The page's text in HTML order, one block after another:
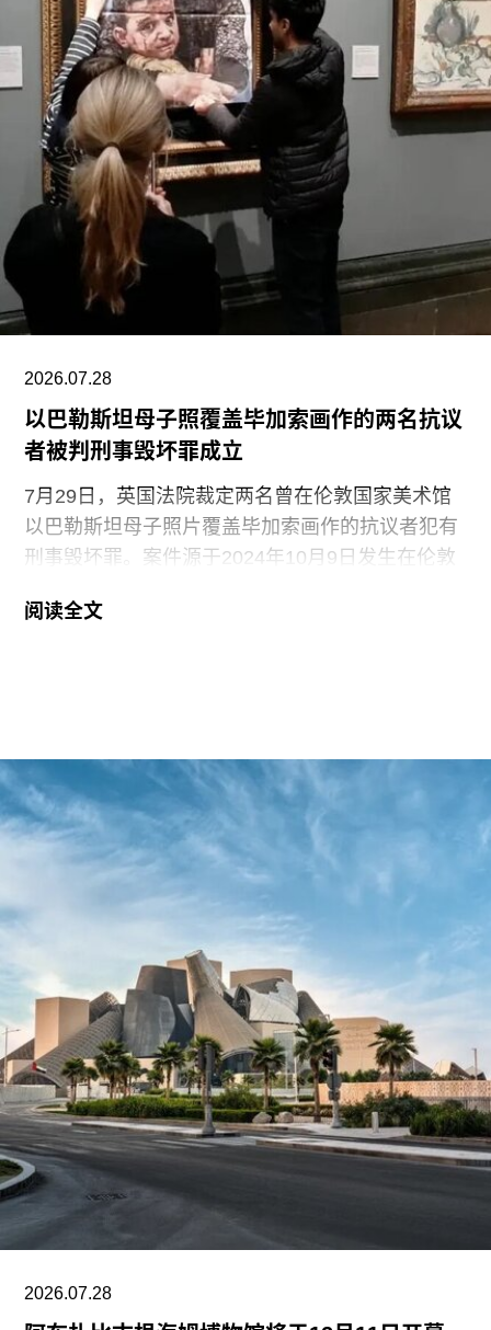
的涟漪不断向外扩散。”
福蒂于1935年3月25日出生于意大利佛罗伦萨的一
个犹太家庭。三年后，当法西斯领导人贝尼托·墨索
里尼（Benito Mussolini）开始剥夺意大利犹太人的
公民身份时，福蒂全家逃往美国，最终定居洛杉
矶。她曾进入俄勒冈州波特兰的里德学院（Reed
College）就读，但中途退学，并与当时的伴侣、观
念艺术家罗伯特·莫里斯（Robert Morris）搬到旧金
山。在那里，她先后于哈尔普林-拉思罗普学校
（Halprin-Lathrop School）和马林舞蹈工作室
（Dance Workshop of
2026.07.28
以巴勒斯坦母子照覆盖毕加索画作的两名抗议
者被判刑事毁坏罪成立
7月29日，英国法院裁定两名曾在伦敦国家美术馆
以巴勒斯坦母子照片覆盖毕加索画作的抗议者犯有
刑事毁坏罪。案件源于2024年10月9日发生在伦敦
23岁的国家卫生服务工作者贾伊·哈莱（Jai Halai）
1901年的作品《母性》（Motherhood
）。这张照
片由巴勒斯坦摄影记者阿里·贾达拉（Ali
Jadallah）于2024年3月以色列围困加沙希法医院
期间拍摄。两名抗议者隶属于“青年诉求”（Youth
Demand），该组织由气候行动组织“停止石油”
（Just Stop Oil）的学生分支发展而来。行动中，
两人高声呼吁英国停止与以色列的贸易往来。随
后，其中一人将红色液体泼洒在展厅地面，引发现
场观众惊呼，两人随即被警方逮捕。
此次行动发生时，英国艺术机构正接连成为抗议活
动的现场。就在该事件发生几天前，两名年轻的气
候行动人士因向文森特·梵高1888年作品《向日
葵》的玻璃罩泼洒番茄汤而被判处监禁。庭审中，
陪审团获悉，毕加索画作本身并未受损，但泼洒在
地面的红色水性颜料渗入了展厅地面，污染了大理
石踢脚线。此次事件共造成美术馆约8000英镑的损
失，其中仅约270英镑用于清洁，其余费用主要用
阅读全文
2026.07.28